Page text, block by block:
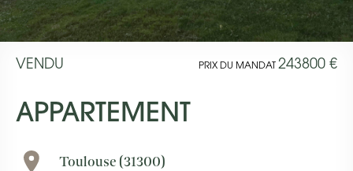
VENDU PRIX DU MANDAT 243800 €
APPARTEMENT
Toulouse (31300)